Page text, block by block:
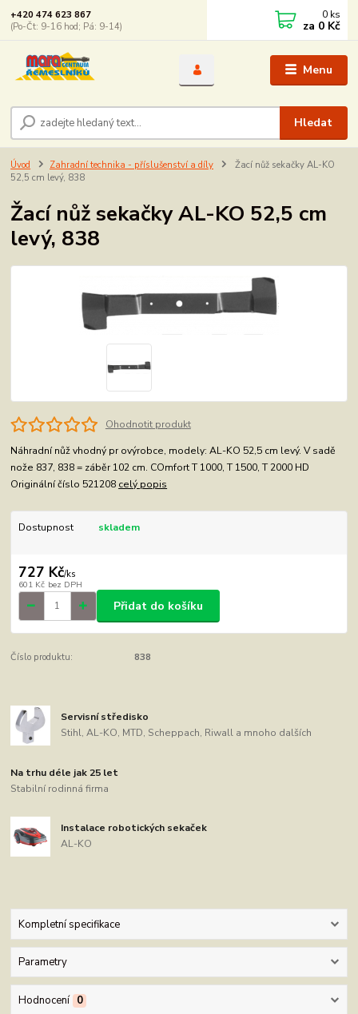
Menu
Hledat
+420 474 623 867
(Po-Čt: 9-16 hod; Pá: 9-14)
0 ks
za 0 Kč
Úvod Zahradní technika - příslušenství a díly
Žací nůž sekačky AL-KO
52,5 cm levý, 838
Žací nůž sekačky AL-KO 52,5 cm
levý, 838
Ohodnotit produkt
Náhradní nůž vhodný pr ovýrobce, modely: AL-KO 52,5 cm levý. V sadě
nože 837, 838 = záběr 102 cm. COmfort T 1000, T 1500, T 2000 HD
Originální číslo 521208 celý popis
Dostupnost skladem
727 Kč/ks
601 Kč bez DPH
Přidat do košíku
Číslo produktu: 838
Servisní středisko
Stihl, AL-KO, MTD, Scheppach, Riwall a mnoho dalších
Na trhu déle jak 25 let
Stabilní rodinná firma
Instalace robotických sekaček
AL-KO
Kompletní specifikace
Parametry
Hodnocení 0